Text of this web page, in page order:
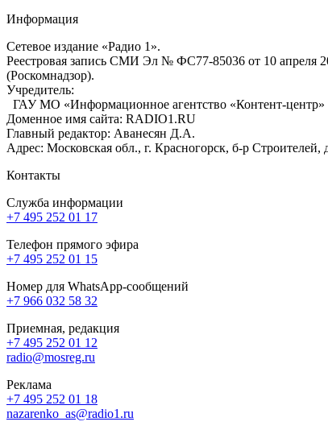
Информация
Сетевое издание «Радио 1».
Реестровая запись СМИ Эл № ФС77-85036 от 10 апреля
(Роскомнадзор).
Учредитель:
ГАУ МО «Информационное агентство «Контент-центр»
Доменное имя сайта: RADIO1.RU
Главный редактор: Аванесян Д.А.
Адрес: Московская обл., г. Красногорск, б-р
Контакты
Служба информации
+7 495 252 01 17
Телефон прямого эфира
+7 495 252 01 15
Номер для WhatsApp-сообщений
+7 966 032 58 32
Приемная, редакция
+7 495 252 01 12
radio@mosreg.ru
Реклама
+7 495 252 01 18
nazarenko_as@radio1.ru